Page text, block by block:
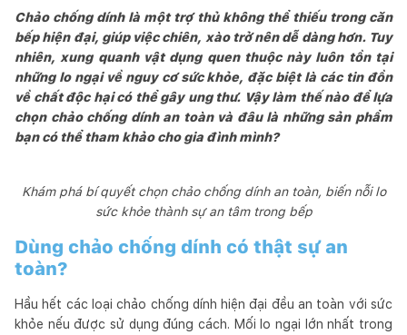
Chảo chống dính là một trợ thủ không thể thiếu trong căn
bếp hiện đại, giúp việc chiên, xào trở nên dễ dàng hơn. Tuy
nhiên, xung quanh vật dụng quen thuộc này luôn tồn tại
những lo ngại về nguy cơ sức khỏe, đặc biệt là các tin đồn
về chất độc hại có thể gây ung thư. Vậy làm thế nào để lựa
chọn chảo chống dính an toàn và đâu là những sản phẩm
bạn có thể tham khảo cho gia đình mình?
Khám phá bí quyết chọn chảo chống dính an toàn, biến nỗi lo
sức khỏe thành sự an tâm trong bếp
Dùng chảo chống dính có thật sự an
toàn?
Hầu hết các loại chảo chống dính hiện đại đều an toàn với sức
khỏe nếu được sử dụng đúng cách. Mối lo ngại lớn nhất trong